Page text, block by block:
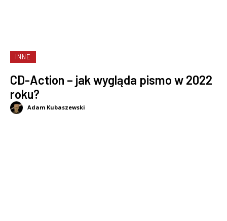
INNE
CD-Action – jak wygląda pismo w 2022
roku?
Adam Kubaszewski